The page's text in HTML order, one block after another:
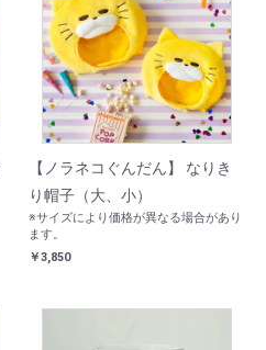
【ノラネコぐんだん】 なりき
り帽子（大、小）
※サイズにより価格が異なる場合があり
ます。
￥3,850